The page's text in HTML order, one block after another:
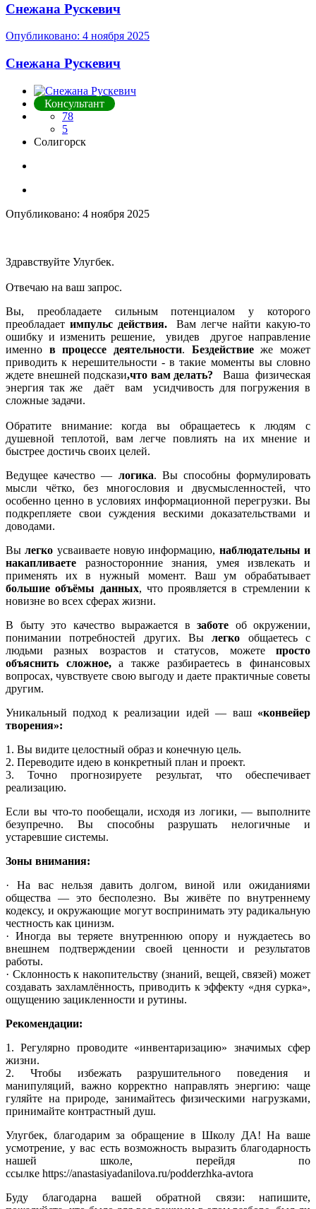
Снежана Рускевич
Опубликовано: 4 ноября 2025
Снежана Рускевич
Консультант
78
5
Солигорск
Опубликовано: 4 ноября 2025
Здравствуйте Улугбек.
Отвечаю на ваш запрос.
Вы, преобладаете сильным потенциалом у которого
преобладает импульс действия.Вам легче найти какую-то
ошибку и изменить решение, увидев другое направление
именно в процессе деятельности. Бездействиеже может
приводить к нерешительности - в такие моменты вы словно
ждете внешней подскази,что вам делать?
Ваша физическая
энергия так же даёт вам усидчивость для погружения в
сложные задачи.
Обратите внимание: когда вы обращаетесь к людям с
душевной теплотой, вам легче повлиять на их мнение и
быстрее достичь своих целей.
Ведущее качество — логика. Вы способны формулировать
мысли чётко, без многословия и двусмысленностей, что
особенно ценно в условиях информационной перегрузки. Вы
подкрепляете свои суждения вескими доказательствами и
доводами.
Вы легко усваиваете новую информацию, наблюдательны и
накапливаете разносторонние знания, умея извлекать и
применять их в нужный момент. Ваш ум обрабатывает
большие объёмы данных, что проявляется в стремлении к
новизне во всех сферах жизни.
В быту это качество выражается в заботе об окружении,
понимании потребностей других. Вылегко общаетесь с
людьми разных возрастов и статусов, можетепросто
объяснить сложное,а также разбираетесь в финансовых
вопросах, чувствуете свою выгоду и даете практичные советы
другим.
Уникальный подход к реализации идей — ваш«конвейер
творения»:
1. Вы видите целостный образ и конечную цель.
2. Переводите идею в конкретный план и проект.
3. Точно прогнозируете результат, что обеспечивает
реализацию.
Если вы что-то пообещали, исходя из логики, — выполните
безупречно. Вы способны разрушать нелогичные и
устаревшие системы.
Зоны внимания:
· На вас нельзя давить долгом, виной или ожиданиями
общества — это бесполезно. Вы живёте по внутреннему
кодексу, и окружающие могут воспринимать эту радикальную
честность как цинизм.
· Иногда вы теряете внутреннюю опору и нуждаетесь во
внешнем подтверждении своей ценности и результатов
работы.
· Склонность к накопительству (знаний, вещей, связей) может
создавать захламлённость, приводить к эффекту «дня сурка»,
ощущению зацикленности и рутины.
Рекомендации:
1. Регулярно проводите «инвентаризацию» значимых сфер
жизни.
2. Чтобы избежать разрушительного поведения и
манипуляций, важно корректно направлять энергию: чаще
гуляйте на природе, занимайтесь физическими нагрузками,
принимайте контрастный душ.
Улугбек, благодарим за обращение в Школу ДА! На ваше
усмотрение, у вас есть возможность выразить благодарность
нашей школе, перейдя по
ссылке https://anastasiyadanilova.ru/podderzhka-avtora
Буду благодарна вашей обратной связи: напишите,